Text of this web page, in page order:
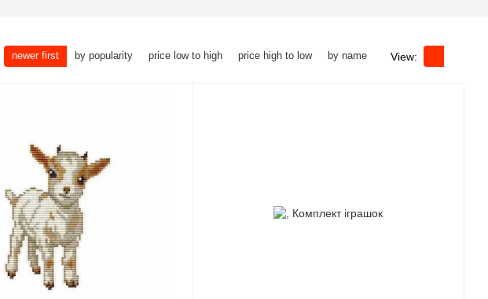
newer first by popularity price low to high price high to low by name View: